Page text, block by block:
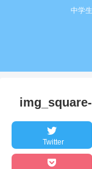
中学
Twitter